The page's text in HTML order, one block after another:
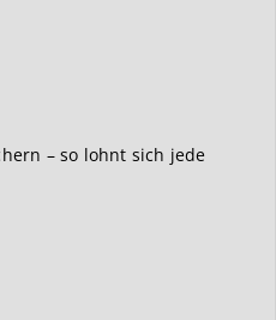
– so lohnt sich jede